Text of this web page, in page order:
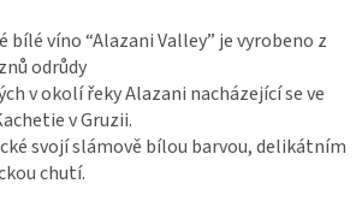
bílé víno “Alazani Valley” je vyrobeno z
odrůdy
v okolí řeky Alazani nacházející se ve
v Gruzii.
svojí slámově bílou barvou, delikátním
chutí.